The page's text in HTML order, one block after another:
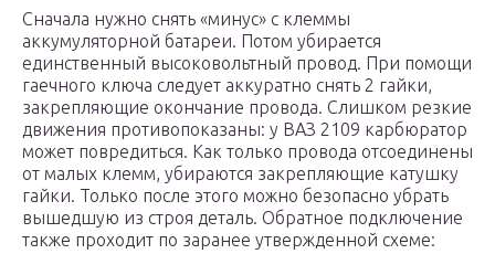
Сначала нужно снять «минус» с клеммы
аккумуляторной батареи. Потом убирается
единственный высоковольтный провод. При помощи
гаечного ключа следует аккуратно снять 2 гайки,
закрепляющие окончание провода. Слишком резкие
движения противопоказаны: у ВАЗ 2109 карбюратор
может повредиться. Как только провода отсоединены
от малых клемм, убираются закрепляющие катушку
гайки. Только после этого можно безопасно убрать
вышедшую из строя деталь. Обратное подключение
также проходит по заранее утвержденной схеме: